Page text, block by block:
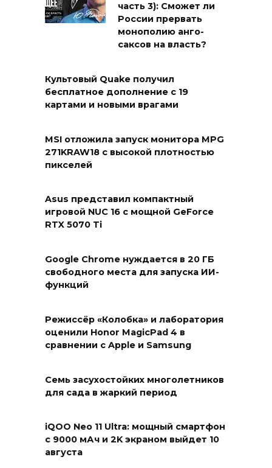
часть 3): Сможет ли
России прервать
монополию анго-
саксов на власть?
Культовый Quake получил
бесплатное дополнение с 19
картами и новыми врагами
MSI отложила запуск монитора MPG
271KRAW18 с высокой плотностью
пикселей
Asus представил компактный
игровой NUC 16 с мощной GeForce
RTX 5070 Ti
Google Chrome нуждается в 20 ГБ
свободного места для запуска ИИ-
функций
Режиссёр «Колобка» и лаборатория
оценили Honor MagicPad 4 в
сравнении с Apple и Samsung
Семь засухостойких многолетников
для сада в жаркий период
iQOO Neo 11 Ultra: мощный смартфон
с 9000 мАч и 2K экраном выйдет 10
августа